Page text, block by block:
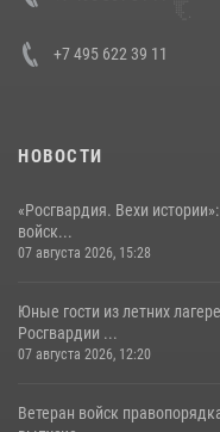
+7 495 622 39 11
НОВОСТИ
«Росгвардия. Вехи
войск...
07 августа 2026, 15:28
Юные гости из летних
Росгвардии ...
07 августа 2026, 12:20
Ветеран войск